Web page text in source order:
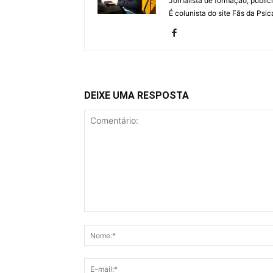
É colunista do site Fãs da
DEIXE UMA RESPOSTA